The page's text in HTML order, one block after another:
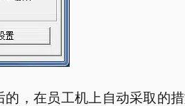
在员工机上自动采取的措